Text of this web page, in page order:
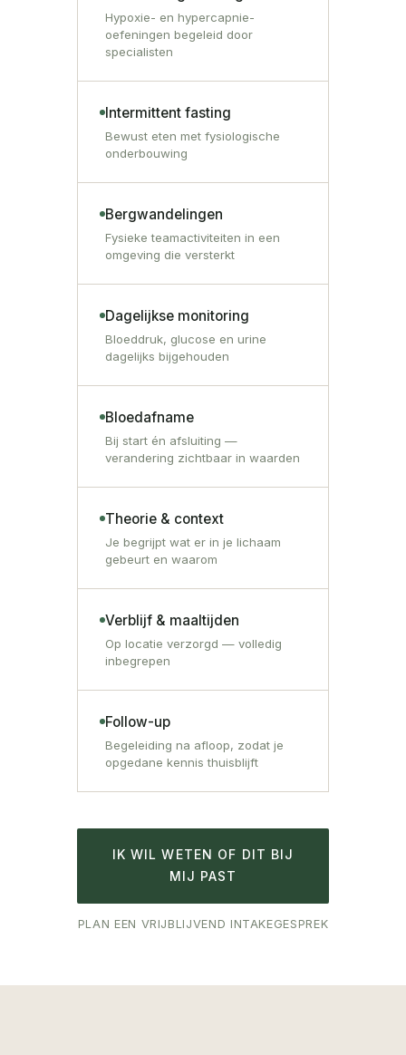
Hypoxie- en hypercapnie-
oefeningen begeleid door
specialisten
Intermittent fasting
Bewust eten met fysiologische
onderbouwing
Bergwandelingen
Fysieke teamactiviteiten in een
omgeving die versterkt
Dagelijkse monitoring
Bloeddruk, glucose en urine
dagelijks bijgehouden
Bloedafname
Bij start én afsluiting —
verandering zichtbaar in waarden
Theorie & context
Je begrijpt wat er in je lichaam
gebeurt en waarom
Verblijf & maaltijden
Op locatie verzorgd — volledig
inbegrepen
Follow-up
Begeleiding na afloop, zodat je
opgedane kennis thuisblijft
IK WIL WETEN OF DIT BIJ
MIJ PAST
PLAN EEN VRIJBLIJVEND INTAKEGESPREK